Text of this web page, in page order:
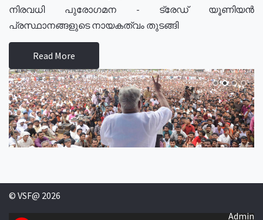
നിരവധി പുരോഗമന - ട്രേഡ് യൂണിയൻ
പ്രസ്ഥാനങ്ങളുടെ നായകത്വം തുടങ്ങി
Read More
© VSF@ 2026
Admin